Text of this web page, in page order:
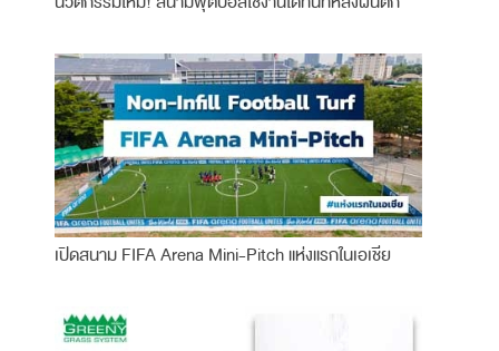
เปิดสนาม FIFA Arena Mini-Pitch แห่งแรกในเอเชีย